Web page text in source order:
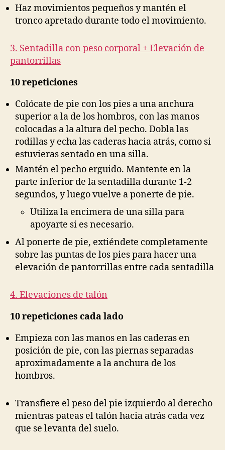
Haz movimientos pequeños y mantén el
tronco apretado durante todo el movimiento.
3. Sentadilla con peso corporal + Elevación de
pantorrillas
10 repeticiones
Colócate de pie con los pies a una anchura
superior a la de los hombros, con las manos
colocadas a la altura del pecho. Dobla las
rodillas y echa las caderas hacia atrás, como si
estuvieras sentado en una silla.
Mantén el pecho erguido. Mantente en la
parte inferior de la sentadilla durante 1-2
segundos, y luego vuelve a ponerte de pie.
Utiliza la encimera de una silla para
apoyarte si es necesario.
Al ponerte de pie, extiéndete completamente
sobre las puntas de los pies para hacer una
elevación de pantorrillas entre cada sentadilla
4. Elevaciones de talón
10 repeticiones cada lado
Empieza con las manos en las caderas en
posición de pie, con las piernas separadas
aproximadamente a la anchura de los
hombros.
Transfiere el peso del pie izquierdo al derecho
mientras pateas el talón hacia atrás cada vez
que se levanta del suelo.